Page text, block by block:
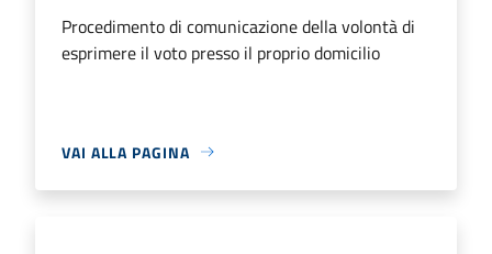
Procedimento di comunicazione della volontà di
esprimere il voto presso il proprio domicilio
VAI ALLA PAGINA